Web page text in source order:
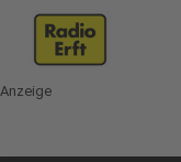
Anzeige